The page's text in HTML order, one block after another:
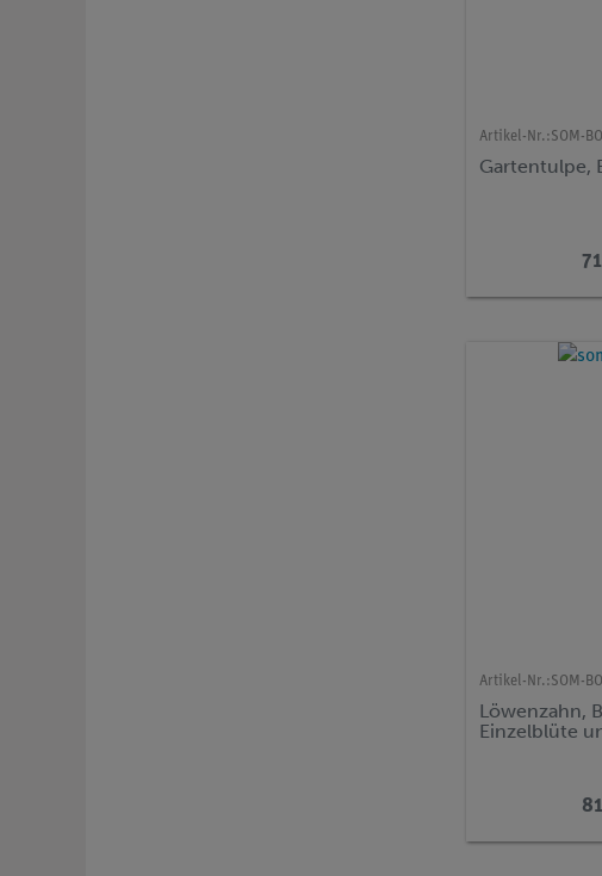
Artikel-Nr.:SOM-
Gartentulpe,
Artikel-Nr.:SOM-
Löwenzahn,
Einzelblüte